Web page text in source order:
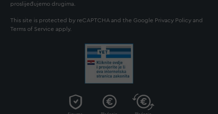
proslijeđujemo drugima.
This site is protected by reCAPTCHA and the Google Privacy Policy and
Terms of Service apply.